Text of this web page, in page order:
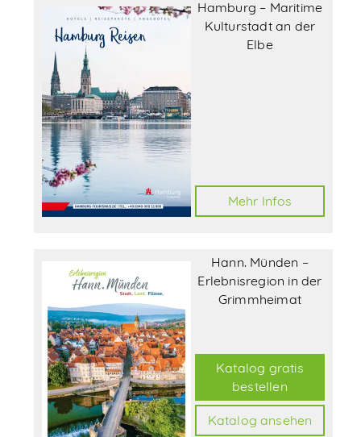
Abonnieren
Hamburg – Maritime
Kulturstadt an der
Elbe
Mehr Infos
Hann. Münden –
Erlebnisregion in der
Grimmheimat
Katalog gratis
bestellen
Katalog ansehen